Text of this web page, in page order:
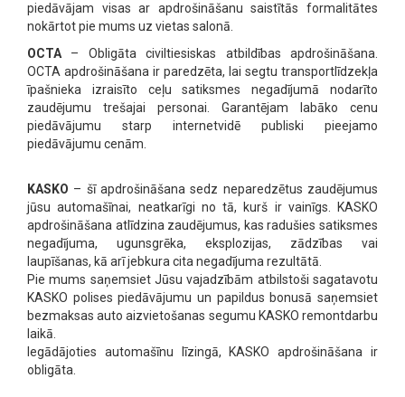
piedāvājam visas ar apdrošināšanu saistītās formalitātes
nokārtot pie mums uz vietas salonā.
OCTA – Obligāta civiltiesiskas atbildības apdrošināšana.
OCTA apdrošināšana ir paredzēta, lai segtu transportlīdzekļa
īpašnieka izraisīto ceļu satiksmes negadījumā nodarīto
zaudējumu trešajai personai. Garantējam labāko cenu
piedāvājumu starp internetvidē publiski pieejamo
piedāvājumu cenām.
KASKO – šī apdrošināšana sedz neparedzētus zaudējumus
jūsu automašīnai, neatkarīgi no tā, kurš ir vainīgs. KASKO
apdrošināšana atlīdzina zaudējumus, kas radušies satiksmes
negadījuma, ugunsgrēka, eksplozijas, zādzības vai
laupīšanas, kā arī jebkura cita negadījuma rezultātā.
Pie mums saņemsiet Jūsu vajadzībām atbilstoši sagatavotu
KASKO polises piedāvājumu un papildus bonusā saņemsiet
bezmaksas auto aizvietošanas segumu KASKO remontdarbu
laikā.
Iegādājoties automašīnu līzingā, KASKO apdrošināšana ir
obligāta.